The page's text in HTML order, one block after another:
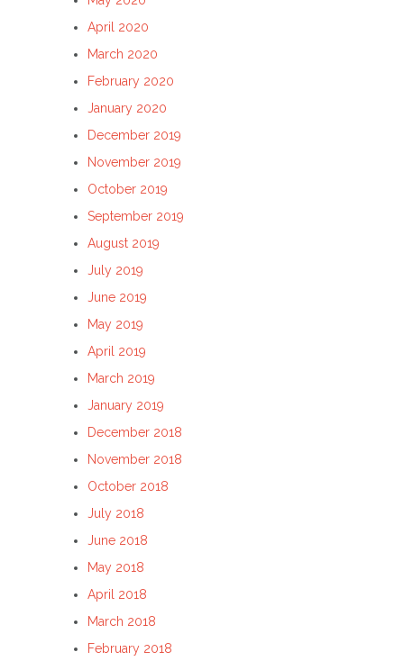
April 2020
March 2020
February 2020
January 2020
December 2019
November 2019
October 2019
September 2019
August 2019
July 2019
June 2019
May 2019
April 2019
March 2019
January 2019
December 2018
November 2018
October 2018
July 2018
June 2018
May 2018
April 2018
March 2018
February 2018